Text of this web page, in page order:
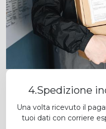
4.Spedizione
Una volta ricevuto il
tuoi dati con corriere